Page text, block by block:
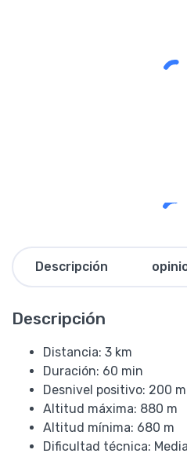
Descripción
Descripción
Distancia: 3 km
Duración: 60 min
Desnivel positivo: 200 m
Altitud máxima: 880 m
Altitud mínima: 680 m
Dificultad técnica: Media